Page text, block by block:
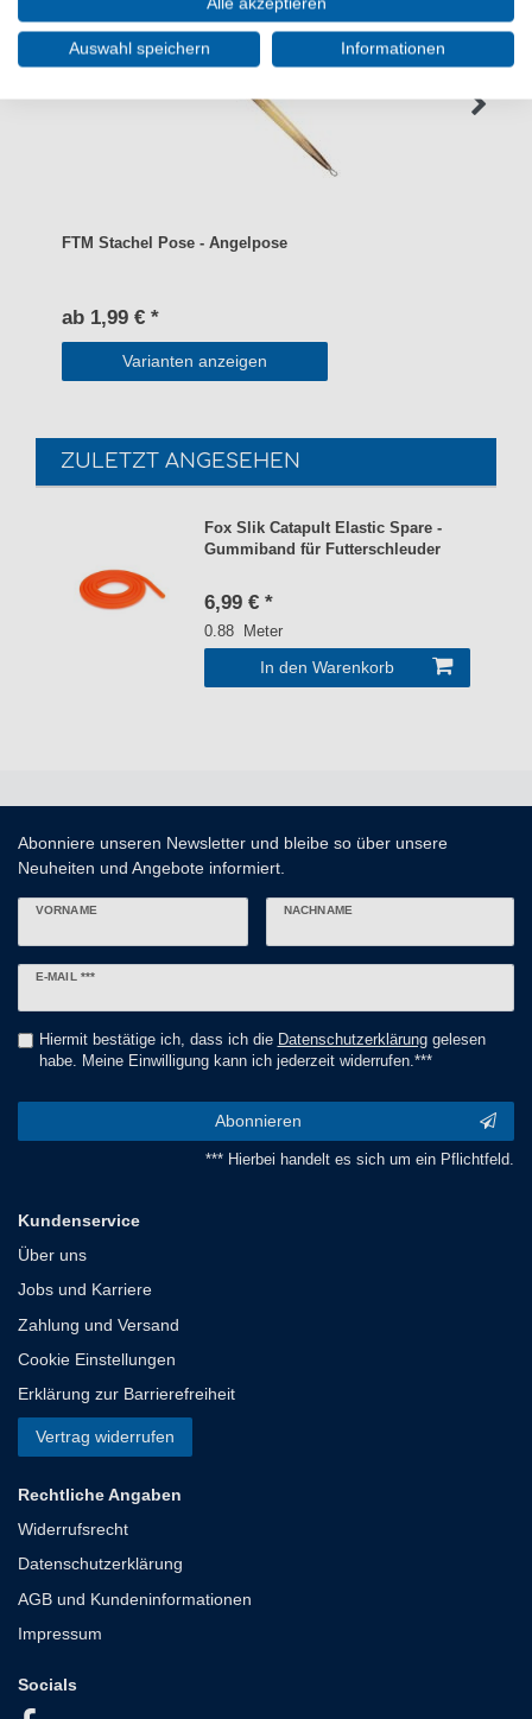
FTM Stachel Pose - Angelpose
ab 1,99 € *
Varianten anzeigen
ZULETZT ANGESEHEN
Fox Slik Catapult Elastic Spare -
Gummiband für Futterschleuder
6,99 € *
0.88 Meter
In den Warenkorb
Abonniere unseren Newsletter und bleibe so über unsere
Neuheiten und Angebote informiert.
VORNAME NACHNAME
E-MAIL ***
Newsletter
Hiermit bestätige ich, dass ich die Daten­schutz­erklärunggelesen
habe. Meine Einwilligung kann ich jederzeit widerrufen.***
Abonnieren
*** Hierbei handelt es sich um ein Pflichtfeld.
Kundenservice
Über uns
Jobs und Karriere
Zahlung und Versand
Cookie Einstellungen
Erklärung zur Barrierefreiheit
Vertrag widerrufen
Rechtliche Angaben
Widerrufsrecht
Datenschutzerklärung
AGB und Kundeninformationen
Impressum
Socials
Auswahl speichern Informationen